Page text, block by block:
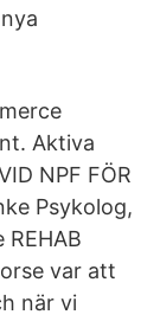
Aktiva
NPF FÖR
Psykolog,
REHAB
var att
när vi